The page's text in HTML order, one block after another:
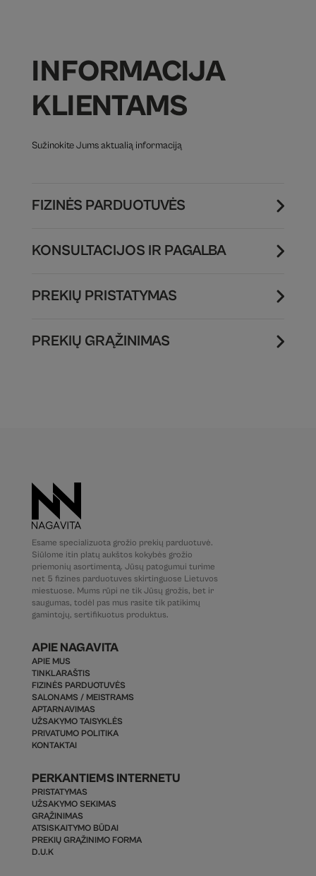
INFORMACIJA
KLIENTAMS
Sužinokite Jums aktualią informaciją
FIZINĖS PARDUOTUVĖS
KONSULTACIJOS IR PAGALBA
PREKIŲ PRISTATYMAS
PREKIŲ GRĄŽINIMAS
Esame specializuota grožio prekių parduotuvė.
Siūlome itin platų aukštos kokybės grožio
priemonių asortimentą. Jūsų patogumui turime
net 5 fizines parduotuves skirtinguose Lietuvos
miestuose. Mums rūpi ne tik Jūsų grožis, bet ir
saugumas, todėl pas mus rasite tik patikimų
gamintojų, sertifikuotus produktus.
APIE NAGAVITA
APIE MUS
TINKLARAŠTIS
FIZINĖS PARDUOTUVĖS
SALONAMS / MEISTRAMS
APTARNAVIMAS
UŽSAKYMO TAISYKLĖS
PRIVATUMO POLITIKA
KONTAKTAI
PERKANTIEMS INTERNETU
PRISTATYMAS
UŽSAKYMO SEKIMAS
GRĄŽINIMAS
ATSISKAITYMO BŪDAI
PREKIŲ GRĄŽINIMO FORMA
D.U.K